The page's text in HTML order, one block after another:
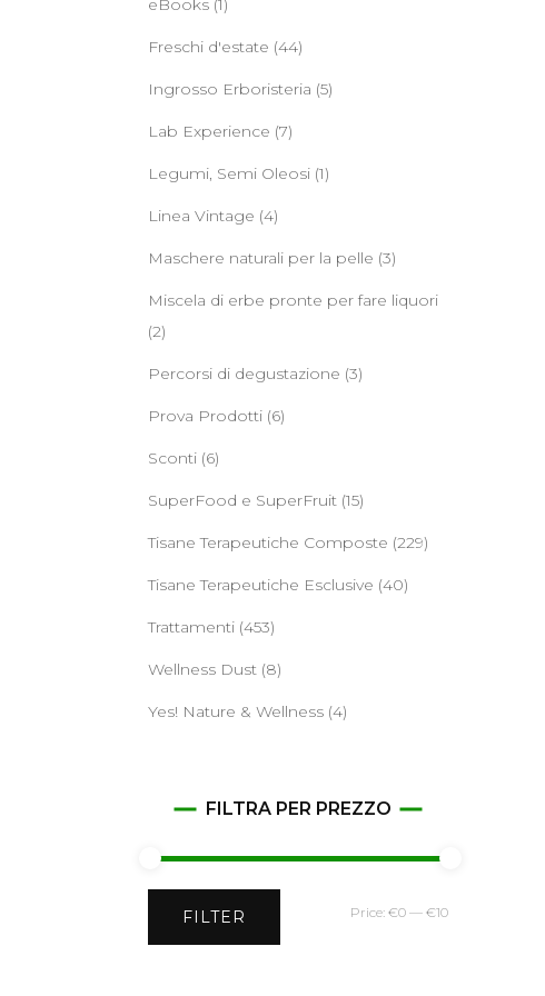
eBooks (1)
Freschi d'estate (44)
Ingrosso Erboristeria (5)
Lab Experience (7)
Legumi, Semi Oleosi (1)
Linea Vintage (4)
Maschere naturali per la pelle (3)
Miscela di erbe pronte per fare liquori
(2)
Percorsi di degustazione (3)
Prova Prodotti (6)
Sconti (6)
SuperFood e SuperFruit (15)
Tisane Terapeutiche Composte (229)
Tisane Terapeutiche Esclusive (40)
Trattamenti (453)
Wellness Dust (8)
Yes! Nature & Wellness (4)
FILTRA PER PREZZO
Min
Max
FILTER Price: €0 — €10